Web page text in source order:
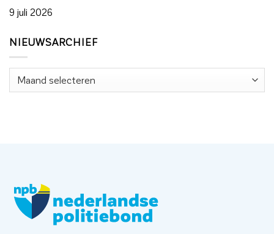
9 juli 2026
NIEUWSARCHIEF
Nieuwsarchief